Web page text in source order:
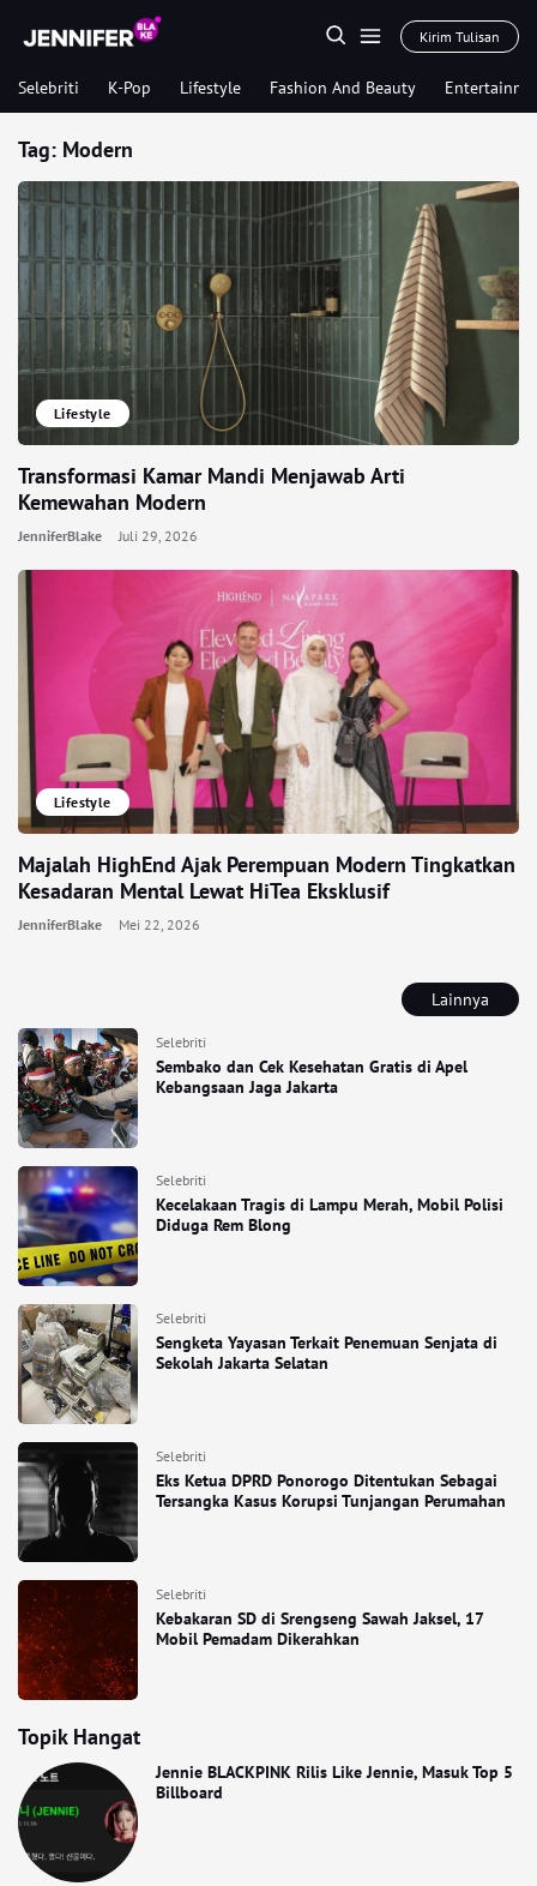
Kirim Tulisan
Selebriti K-Pop Lifestyle Fashion And Beauty
Lainnya
Selebriti
Sembako dan Cek Kesehatan Gratis di Apel
Kebangsaan Jaga Jakarta
Selebriti
Kecelakaan Tragis di Lampu Merah, Mobil Polisi
Diduga Rem Blong
Selebriti
Sengketa Yayasan Terkait Penemuan Senjata di
Sekolah Jakarta Selatan
Selebriti
Eks Ketua DPRD Ponorogo Ditentukan Sebagai
Tersangka Kasus Korupsi Tunjangan Perumahan
Selebriti
Kebakaran SD di Srengseng Sawah Jaksel, 17
Mobil Pemadam Dikerahkan
Topik Hangat
Jennie BLACKPINK Rilis Like Jennie, Masuk Top 5
Billboard
Tag: Modern
Lifestyle
Transformasi Kamar Mandi Menjawab Arti
Kemewahan Modern
JenniferBlake Juli 29, 2026
Lifestyle
Majalah HighEnd Ajak Perempuan Modern Tingkatkan
Kesadaran Mental Lewat HiTea Eksklusif
JenniferBlake Mei 22, 2026